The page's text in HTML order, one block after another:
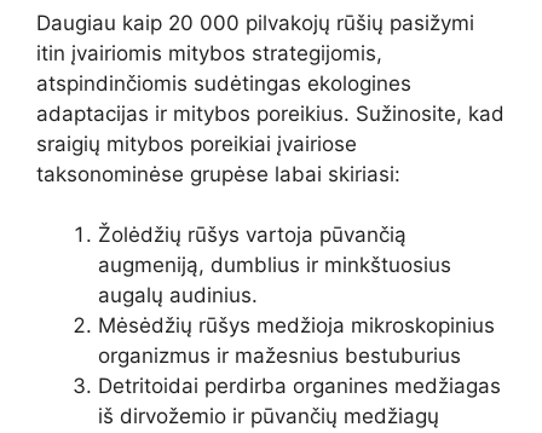
Daugiau kaip 20 000 pilvakojų rūšių pasižymi
itin įvairiomis mitybos strategijomis,
atspindinčiomis sudėtingas ekologines
adaptacijas ir mitybos poreikius. Sužinosite, kad
sraigių mitybos poreikiai įvairiose
taksonominėse grupėse labai skiriasi:
Žolėdžių rūšys vartoja pūvančią
augmeniją, dumblius ir minkštuosius
augalų audinius.
Mėsėdžių rūšys medžioja mikroskopinius
organizmus ir mažesnius bestuburius
Detritoidai perdirba organines medžiagas
iš dirvožemio ir pūvančių medžiagų